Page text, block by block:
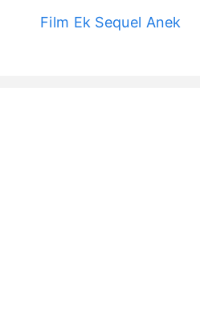
Film Ek Sequel Anek